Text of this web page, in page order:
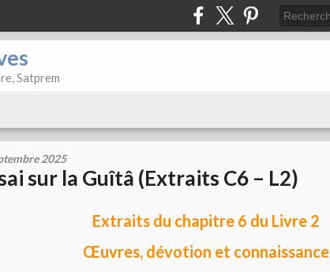
Satprem
2025
sur la Guîtâ (Extraits C6 – L2)
Extraits du chapitre 6 du Livre 2
Œuvres, dévotion et connaissance